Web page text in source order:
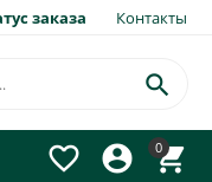
заказа Контакты
0




×
малый для
арт. АМ.3160-